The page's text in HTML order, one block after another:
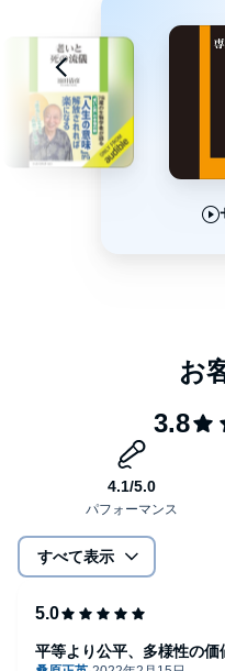
る。
ただし、しつこく上っ面の『
『平等バカ』の先にあるのは
時としてそれはより深刻な格
（本書「はじめに」より）
●完全な公平を求めるのは非
●平等バカの根っこにある「
●平等に働いても賃金は不平
すべて表示
平等より公平、多様性の価